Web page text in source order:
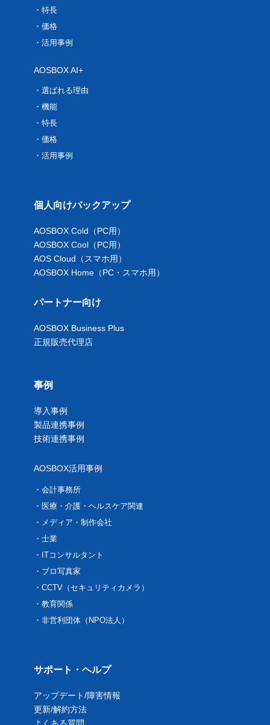
特長
価格
活用事例
AOSBOX AI+
選ばれる理由
機能
特長
価格
活用事例
個人向けバックアップ
AOSBOX Cold（PC用）
AOSBOX Cool（PC用）
AOS Cloud（スマホ用）
AOSBOX Home（PC・スマホ用）
パートナー向け
AOSBOX Business Plus
正規販売代理店
事例
導入事例
製品連携事例
技術連携事例
AOSBOX活用事例
会計事務所
医療・介護・ヘルスケア関連
メディア・制作会社
士業
ITコンサルタント
ブロ写真家
CCTV（セキュリティカメラ）
教育関係
非営利団体（NPO法人）
サポート・ヘルプ
アップデート/障害情報
更新/解約方法